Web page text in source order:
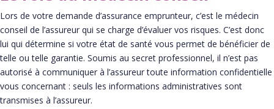
Lors de votre demande d’assurance emprunteur, c’est le médecin
conseil de l’assureur qui se charge d’évaluer vos risques. C’est donc
lui qui détermine si votre état de santé vous permet de bénéficier de
telle ou telle garantie. Soumis au secret professionnel, il n’est pas
autorisé à communiquer à l’assureur toute information confidentielle
vous concernant : seuls les informations administratives sont
transmises à l’assureur.